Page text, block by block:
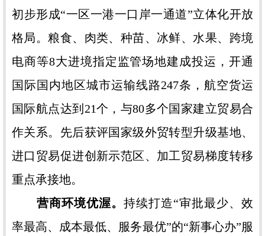
初步形成“一区一港一口岸一通道”立体化开放
格局。粮食、肉类、种苗、冰鲜、水果、跨境
电商等8大进境指定监管场地建成投运，开通
国际国内地区城市运输线路247条，航空货运
国际航点达到21个，与80多个国家建立贸易合
作关系。先后获评国家级外贸转型升级基地、
进口贸易促进创新示范区、加工贸易梯度转移
重点承接地。
营商环境优渥。 持续打造“审批最少、效
率最高、成本最低、服务最优”的“新事心办”服